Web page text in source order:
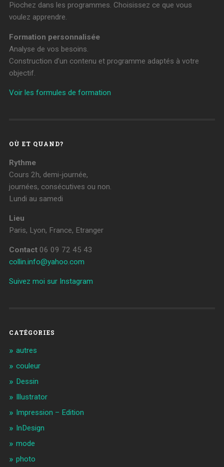
Piochez dans les programmes. Choisissez ce que vous
voulez apprendre.
Formation personnalisée
Analyse de vos besoins.
Construction d’un contenu et programme adaptés à votre
objectif.
Voir les formules de formation
OÙ ET QUAND?
Rythme
Cours 2h, demi-journée,
journées, consécutives ou non.
Lundi au samedi
Lieu
Paris, Lyon, France, Etranger
Contact 06 09 72 45 43
collin.info@yahoo.com
Suivez moi sur Instagram
CATÉGORIES
autres
couleur
Dessin
Illustrator
Impression – Edition
InDesign
mode
photo